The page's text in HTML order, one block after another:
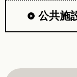
公共施